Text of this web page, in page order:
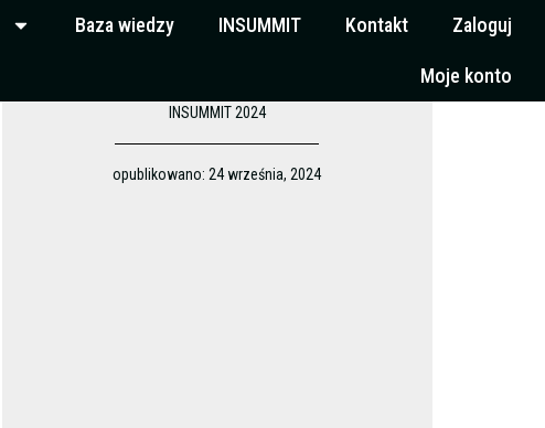
Baza wiedzy INSUMMIT Kontakt Zaloguj
Moje konto
INSUMMIT 2024
opublikowano: 24 września, 2024